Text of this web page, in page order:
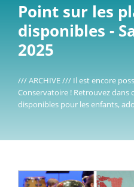
Point sur les
disponibles -
2025
/// ARCHIVE /// Il est encore
Conservatoire ! Retrouvez dans
disponibles pour les enfants,